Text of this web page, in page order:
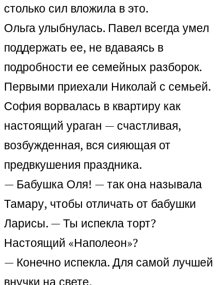
столько сил вложила в это.
Ольга улыбнулась. Павел всегда умел
поддержать ее, не вдаваясь в
подробности ее семейных разборок.
Первыми приехали Николай с семьей.
София ворвалась в квартиру как
настоящий ураган — счастливая,
возбужденная, вся сияющая от
предвкушения праздника.
— Бабушка Оля! — так она называла
Тамару, чтобы отличать от бабушки
Ларисы. — Ты испекла торт?
Настоящий «Наполеон»?
— Конечно испекла. Для самой лучшей
внучки на свете.